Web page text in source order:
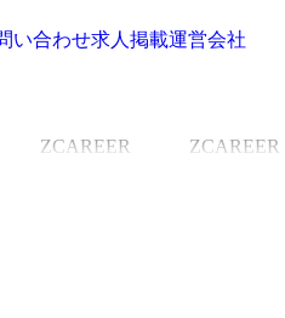
い合わせ求人掲載運営会社
ZCAREER ZCAREER